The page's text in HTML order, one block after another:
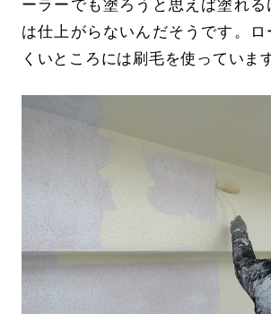
ーラーでも塗ろうと思えば塗れる
は仕上がらないんだそうです。ロ
くいところには刷毛を使っていま